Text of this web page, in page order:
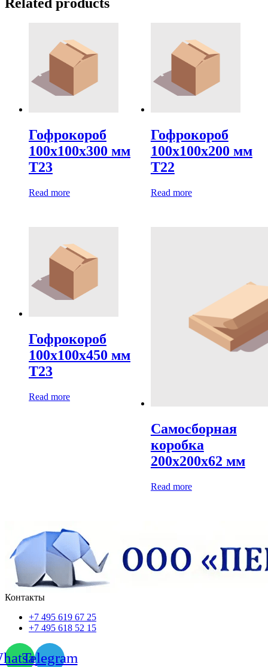
Гофрокороб
100х100х300 мм
Т23
Read more
Гофрокороб
100х100х200 мм
Т22
Read more
Гофрокороб
100х100х450 мм
Т23
Read more
Самосборная
коробка
200х200х62 мм
Read more
Контакты
+7 495 619 67 25
+7 495 618 52 15
Telegram